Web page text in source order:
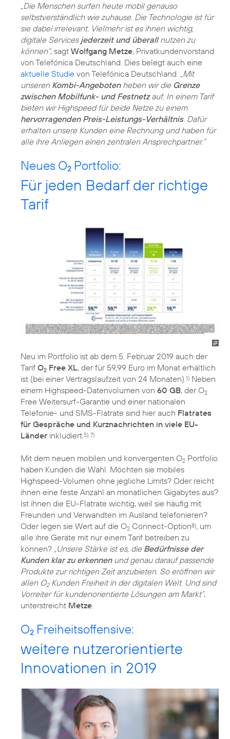
„Die Menschen surfen heute mobil genauso
selbstverständlich wie zuhause. Die Technologie ist für
sie dabei irrelevant. Vielmehr ist es ihnen wichtig,
digitale Services jederzeit und überallnutzen zu
können“, sagt Wolfgang Metze, Privatkundenvorstand
von Telefónica Deutschland. Dies belegt auch eine
aktuelle Studie von Telefónica Deutschland. „Mit
unseren Kombi-Angebotenheben wir die Grenze
zwischen Mobilfunk- und Festnetzauf. In einem Tarif
bieten wir Highspeed für beide Netze zu einem
hervorragenden Preis-Leistungs-Verhältnis. Dafür
erhalten unsere Kunden eine Rechnung und haben für
alle ihre Anliegen einen zentralen Ansprechpartner.“
Neues O2 Portfolio:
Für jeden Bedarf der richtige
Tarif
Neu im Portfolio ist ab dem 5. Februar 2019 auch der
Tarif O2 Free XL, der für 59,99 Euro im Monat erhältlich
ist (bei einer Vertragslaufzeit von 24 Monaten). 1) Neben
einem Highspeed-Datenvolumen von 60 GB, der O2
Free Weitersurf-Garantie und einer nationalen
Telefonie- und SMS-Flatrate sind hier auch Flatrates
für Gespräche und Kurznachrichten in viele EU-
Länder inkludiert. 5), 7)
Mit dem neuen mobilen und konvergenten O2 Portfolio
haben Kunden die Wahl. Möchten sie mobiles
Highspeed-Volumen ohne jegliche Limits? Oder reicht
ihnen eine feste Anzahl an monatlichen Gigabytes aus?
Ist ihnen die EU-Flatrate wichtig, weil sie häufig mit
Freunden und Verwandten im Ausland telefonieren?
Oder legen sie Wert auf die O2 Connect-Option8), um
alle ihre Geräte mit nur einem Tarif betreiben zu
können? „Unsere Stärke ist es, die Bedürfnisse der
Kunden klar zu erkennenund genau darauf passende
Produkte zur richtigen Zeit anzubieten. So eröffnen wir
allen O2Kunden Freiheit in der digitalen Welt. Und sind
Vorreiter für kundenorientierte Lösungen am Markt“,
unterstreicht Metze
O2 Freiheitsoffensive:
weitere nutzerorientierte
Innovationen in 2019